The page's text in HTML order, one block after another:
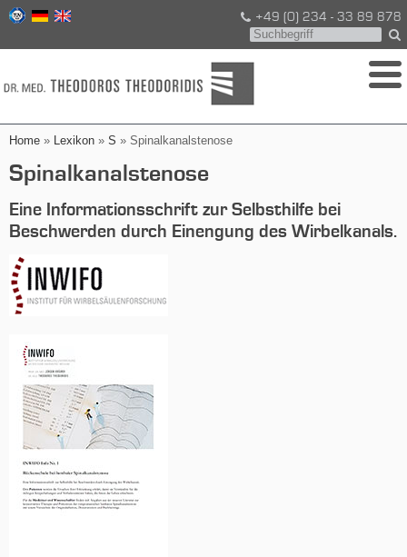
+49 (0) 234 - 33 89 878
Home » Lexikon » S » Spinalkanalstenose
Spinalkanalstenose
Eine Informationsschrift zur Selbsthilfe bei
Beschwerden durch Einengung des Wirbelkanals.